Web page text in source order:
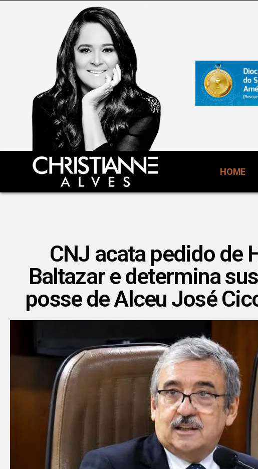
HOME
CNJ acata pedido de
Baltazar e determina
posse de Alceu José